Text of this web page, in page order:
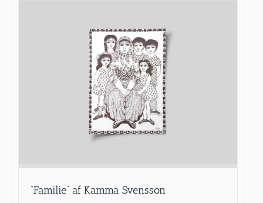
”Familie” af Kamma Svensson